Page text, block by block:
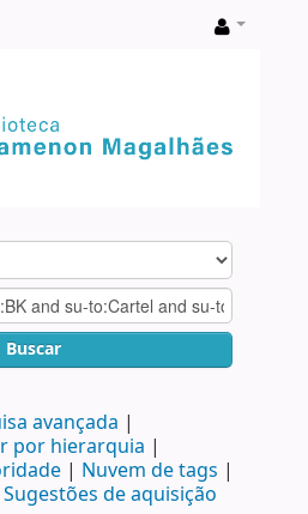
Buscar
avançada
por hierarquia
Nuvem de tags
Sugestões de aquisição